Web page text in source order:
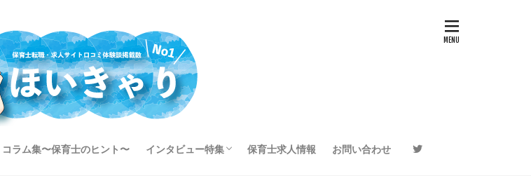
コラム集〜保育士のヒント〜 インタビュー特集 保育士求人情報 お問い合わせ